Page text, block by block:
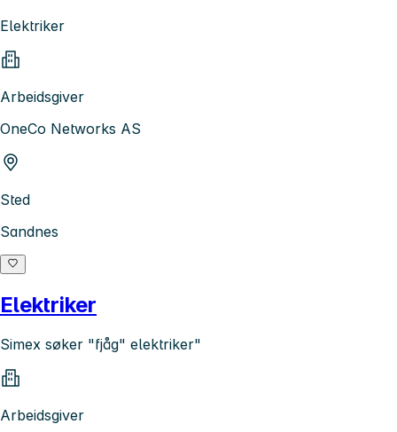
Elektriker
Arbeidsgiver
OneCo Networks AS
Sted
Sandnes
Elektriker
Simex søker "fjåg" elektriker"
Arbeidsgiver